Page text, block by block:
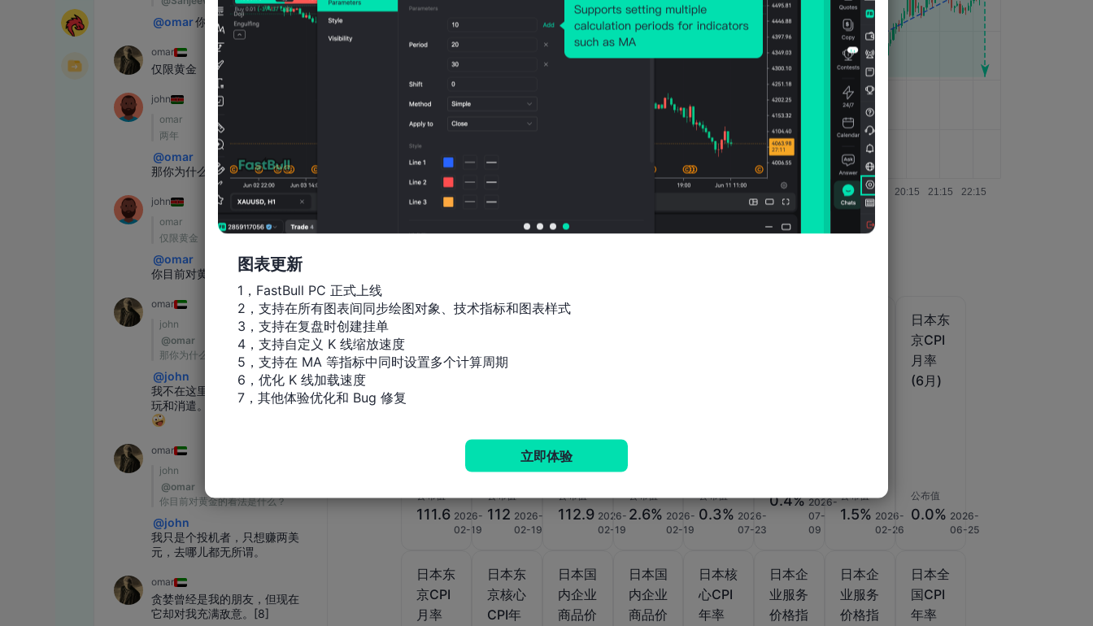
日本
(不含
公布值
111.6 2026-
02-19
日本
(不含
公布值
112 2026-
02-19
日本
公布值
112.9 2026-
02-19
公布值
2.6% 2026-
02-19
公布值
0.3% 2026-
07-23
0.4% 2026-
07-
09
公布值
1.5% 2026-
02-26
日本东
京CPI
月率
(6月)
公布值
0.0% 2026-
06-25
日本东
京CPI
月率
日本东
京核心
CPI年
日本国
内企业
商品价
日本国
内企业
商品价
日本核
心CPI
年率
日本企
业服务
价格指
日本企
业服务
价格指
日本全
国CPI
年率
图表更新
1，FastBull PC 正式上线
2，支持在所有图表间同步绘图对象、技术指标和图表样式
3，支持在复盘时创建挂单
4，支持自定义 K 线缩放速度
5，支持在 MA 等指标中同时设置多个计算周期
6，优化 K 线加载速度
7，其他体验优化和 Bug 修复
立即体验